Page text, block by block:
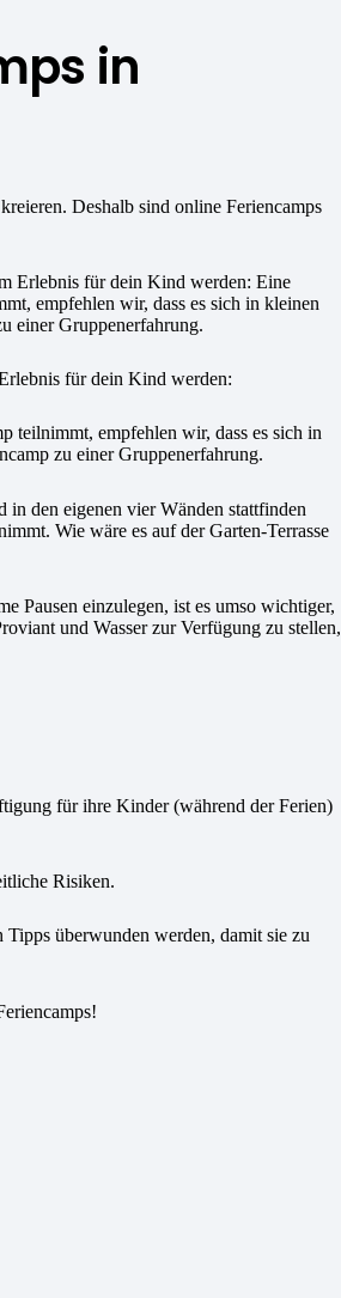
in
Deshalb sind online Feriencamps
für dein Kind werden:
teilnimmt, empfehlen wir, dass es sich in
zu einer Gruppenerfahrung.
in den eigenen vier Wänden stattfinden
Wie wäre es auf der Garten-Terrasse
Pausen einzulegen, ist es umso wichtiger,
und Wasser zur Verfügung zu stellen,
für ihre Kinder (während der Ferien)
Risiken.
überwunden werden, damit sie zu